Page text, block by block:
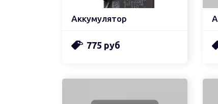
Аккумулятор
775 руб